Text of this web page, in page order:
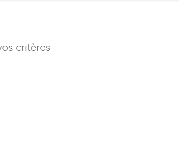
critères